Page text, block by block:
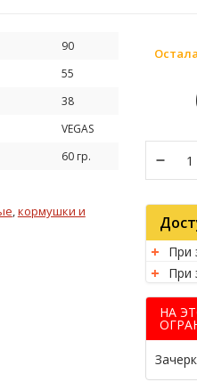
90
55
38
VEGAS
60 гр.
,кормушки и
При
При
НА